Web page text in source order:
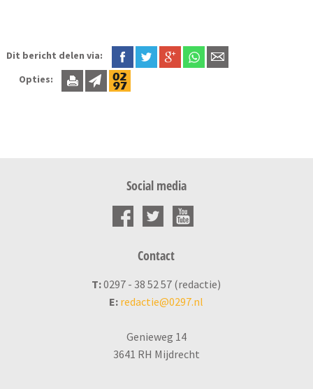
Dit bericht delen via:
Opties:
Social media
Contact
T:0297 - 38 52 57 (redactie)
E: redactie@0297.nl
Genieweg 14
3641 RH Mijdrecht